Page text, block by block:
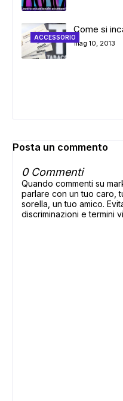
ACCESSORIO
Come si
mag 10, 2013
Posta un commento
0 Commenti
Quando commenti su
parlare con un tuo caro,
sorella, un tuo amico.
discriminazioni e termini